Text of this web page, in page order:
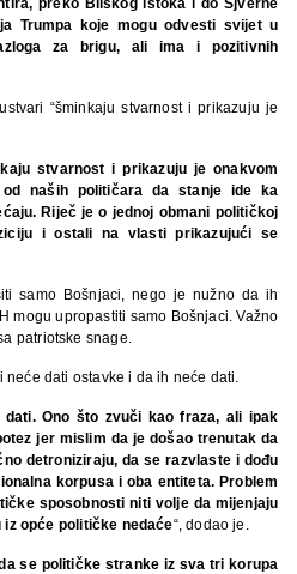
Trumpa koje mogu odvesti svijet u
za brigu, ali ima i pozitivnih
“šminkaju stvarnost i prikazuju je
stvarnost i prikazuju je onakvom
naših političara da stanje ide ka
Riječ je o jednoj obmani političkoj
i ostali na vlasti prikazujući se
samo Bošnjaci, nego je nužno da ih
mogu upropastiti samo Bošnjaci. Važno
patriotske snage.
dati ostavke i da ih neće dati.
Ono što zvuči kao fraza, ali ipak
jer mislim da je došao trenutak da
detroniziraju, da se razvlaste i dođu
korpusa i oba entiteta. Problem
sposobnosti niti volje da mijenjaju
opće političke nedaće“, dodao je.
se političke stranke iz sva tri korupa